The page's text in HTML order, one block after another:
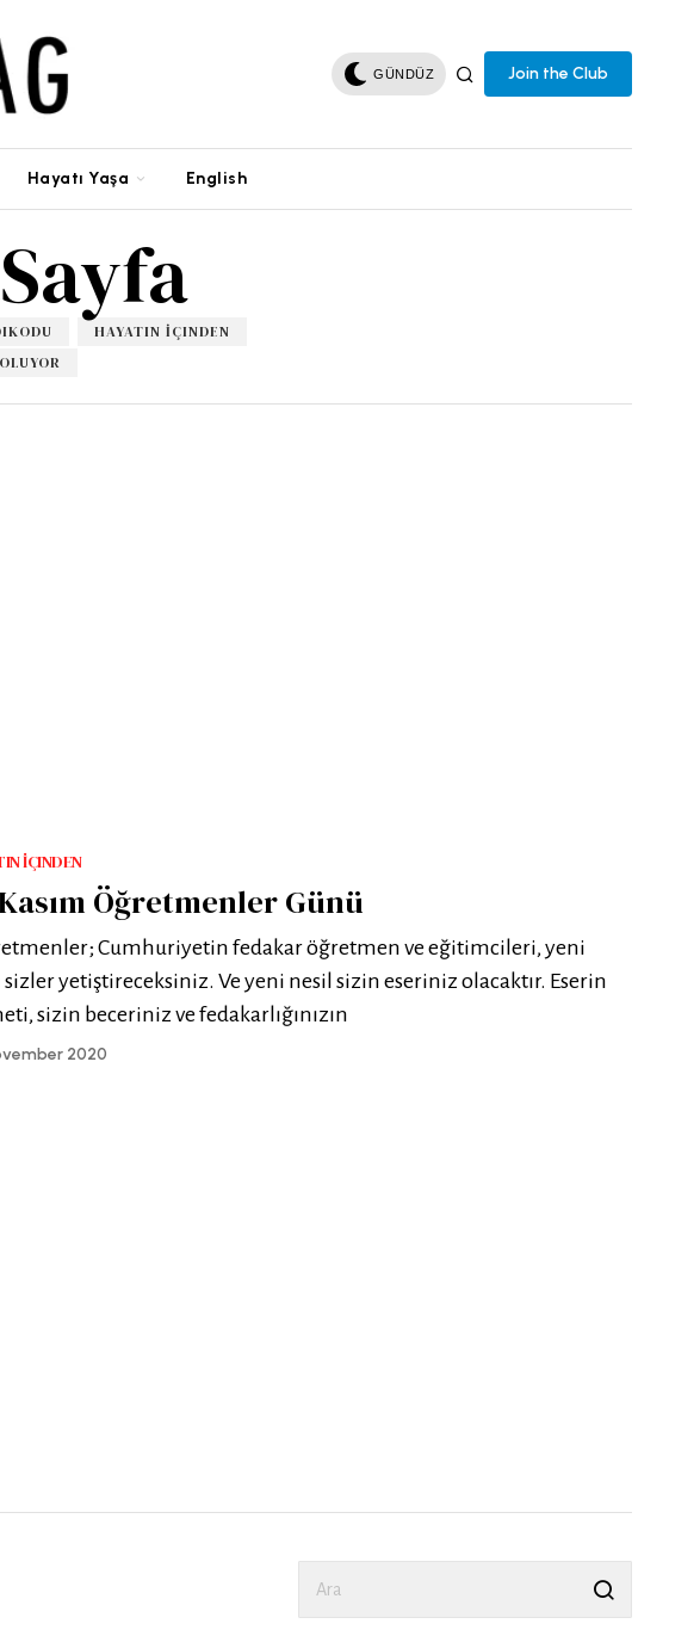
GÜNDÜZ Join the Club
Hayatı Yaşa English
Sayfa
HAYATIN İÇINDEN
İÇINDEN
Öğretmenler Günü
Cumhuriyetin fedakar öğretmen ve eğitimcileri, yeni
sizler yetiştireceksiniz. Ve yeni nesil sizin eseriniz olacaktır. Eserin
sizin beceriniz ve fedakarlığınızın
2020